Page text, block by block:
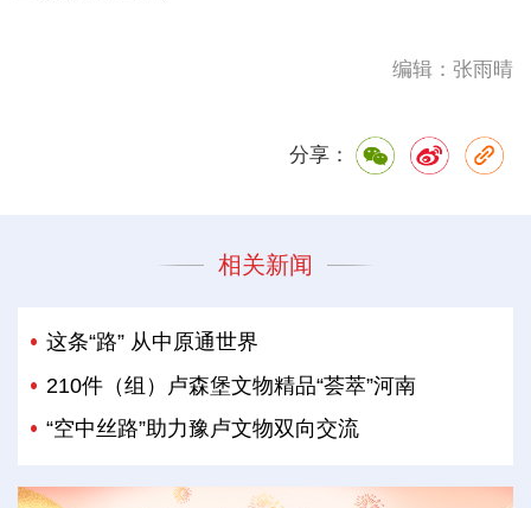
编辑：张雨晴
分享：
相关新闻
这条“路” 从中原通世界
210件（组）卢森堡文物精品“荟萃”河南
“空中丝路”助力豫卢文物双向交流